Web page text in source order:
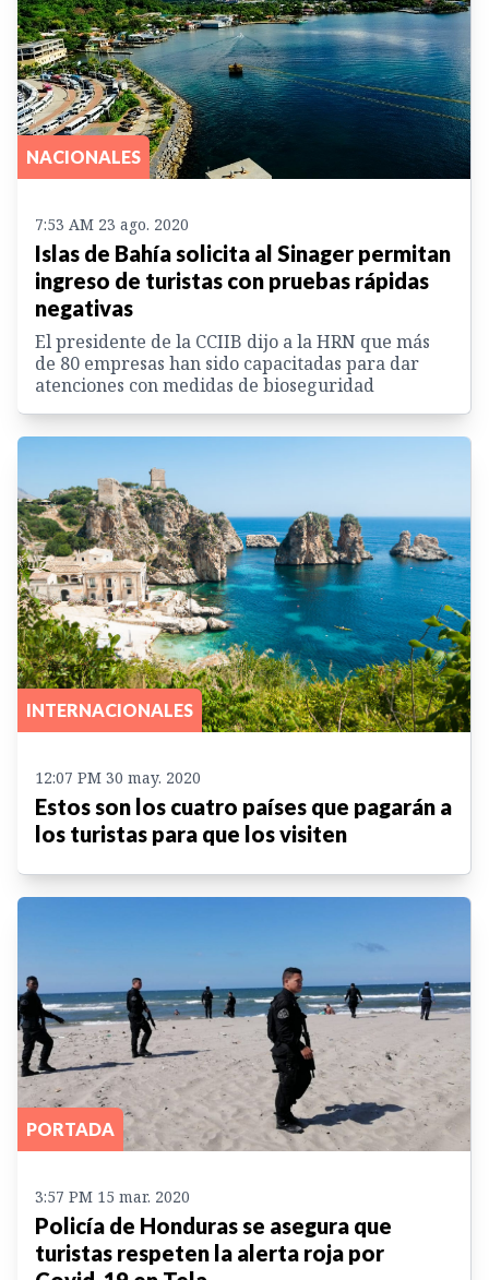
NACIONALES
7:53 AM 23 ago. 2020
Islas de Bahía solicita al Sinager permitan
ingreso de turistas con pruebas rápidas
negativas
El presidente de la CCIIB dijo a la HRN que más
de 80 empresas han sido capacitadas para dar
atenciones con medidas de bioseguridad
INTERNACIONALES
12:07 PM 30 may. 2020
Estos son los cuatro países que pagarán a
los turistas para que los visiten
PORTADA
3:57 PM 15 mar. 2020
Policía de Honduras se asegura que
turistas respeten la alerta roja por